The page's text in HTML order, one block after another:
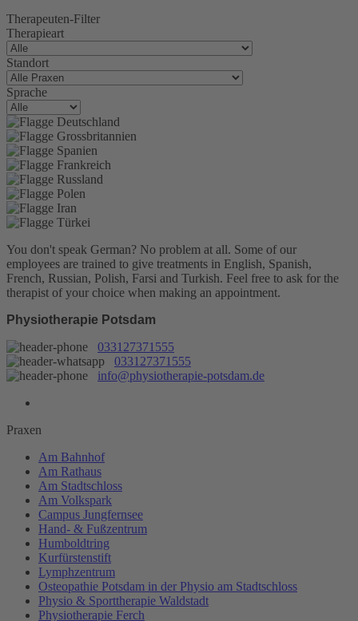
Therapeuten-Filter
Therapieart
Standort
Sprache
You don't speak German? No problem at all. Some of our
employees are trained to give treatments in English, Spanish,
French, Russian, Polish, Farsi and Turkish. Feel free to ask for the
therapist of your choice when making an appointment.
Physiotherapie Potsdam
033127371555
033127371555
info@physiotherapie-potsdam.de
Praxen
Am Bahnhof
Am Rathaus
Am Stadtschloss
Am Volkspark
Campus Jungfernsee
Hand- & Fußzentrum
Humboldtring
Kurfürstenstift
Lymphzentrum
Osteopathie Potsdam in der Physio am Stadtschloss
Physio & Sporttherapie Waldstadt
Physiotherapie Ferch